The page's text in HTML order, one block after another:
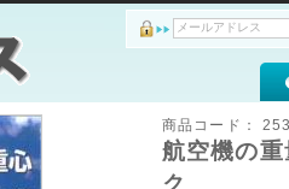
商品コード：
航空機の
ク